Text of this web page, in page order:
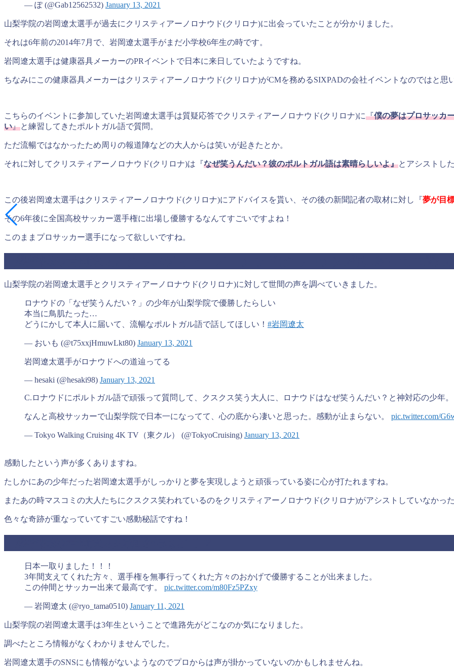
— ぽ (@Gab12562532) January 13, 2021
山梨学院の岩岡遼太選手が過去にクリスティアーノロナウド(クリロナ)に出会っていたことが分かりました。
それは6年前の2014年7月で、岩岡遼太選手がまだ小学校6年生の時です。
岩岡遼太選手は健康器具メーカーのPRイベントで日本に来日していたようですね。
ちなみにこの健康器具メーカーはクリスティアーノロナウド(クリロナ)がCMを務めるSIXPADの会社イベントなのではと思
こちらのイベントに参加していた岩岡遼太選手は質疑応答でクリスティアーノロナウド(クリロナ)に『僕の夢はプロサッカ
い』と練習してきたポルトガル語で質問。
ただ流暢ではなかったため周りの報道陣などの大人からは笑いが起きたとか。
それに対してクリスティアーノロナウド(クリロナ)は『なぜ笑うんだい？彼のポルトガル語は素晴らしいよ』とアシストし
この後岩岡遼太選手はクリスティアーノロナウド(クリロナ)にアドバイスを貰い、その後の新聞記者の取材に対し『夢が目
その6年後に全国高校サッカー選手権に出場し優勝するなんてすごいですよね！
このままプロサッカー選手になって欲しいですね。
山梨学院の岩岡遼太選手とクリスティアーノロナウド(クリロナ)に対して世間の声を調べていきました。
ロナウドの「なぜ笑うんだい？」の少年が山梨学院で優勝したらしい
本当に鳥肌たった…
どうにかして本人に届いて、流暢なポルトガル語で話してほしい！ #岩岡遼太
— おいも (@t75xxjHmuwLkt80) January 13, 2021
岩岡遼太選手がロナウドへの道辿ってる
— hesaki (@hesaki98) January 13, 2021
C.ロナウドにポルトガル語で頑張って質問して、クスクス笑う大人に、ロナウドはなぜ笑うんだい？と神対応の少年。
なんと高校サッカーで山梨学院で日本一になってて、心の底から凄いと思った。感動が止まらない。 pic.twitter.com/
— Tokyo Walking Cruising 4K TV（東クル） (@TokyoCruising) January 13, 2021
感動したという声が多くありますね。
たしかにあの少年だった岩岡遼太選手がしっかりと夢を実現しようと頑張っている姿に心が打たれますね。
またあの時マスコミの大人たちにクスクス笑われているのをクリスティアーノロナウド(クリロナ)がアシストしていなかっ
色々な奇跡が重なっていてすごい感動秘話ですね！
日本一取りました！！！
3年間支えてくれた方々、選手権を無事行ってくれた方々のおかげで優勝することが出来ました。
この仲間とサッカー出来て最高です。 pic.twitter.com/m80Fz5PZxy
— 岩岡遼太 (@ryo_tama0510) January 11, 2021
山梨学院の岩岡遼太選手は3年生ということで進路先がどこなのか気になりました。
調べたところ情報がなくわかりませんでした。
岩岡遼太選手のSNSにも情報がないようなのでプロからは声が掛かっていないのかもしれませんね。